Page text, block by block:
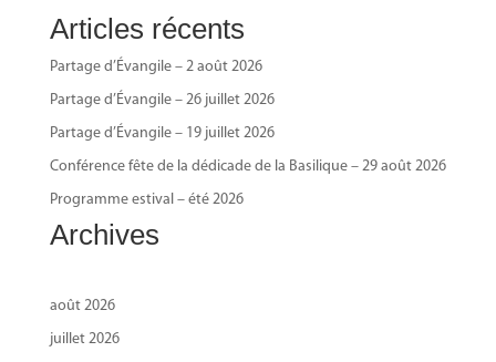
Articles récents
Partage d’Évangile – 2 août 2026
Partage d’Évangile – 26 juillet 2026
Partage d’Évangile – 19 juillet 2026
Conférence fête de la dédicade de la Basilique – 29 août 2026
Programme estival – été 2026
Archives
août 2026
juillet 2026